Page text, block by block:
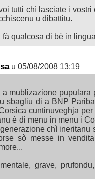
tutti chì lasciate i
u dibattitu.
qualcosa di bè in
u 05/08/2008 13:19
mublizazione pupulara
sbagliu di a BNP
cuntinuveghja
è di menu in menu i
chì ineritanu
sò messe in
grave,